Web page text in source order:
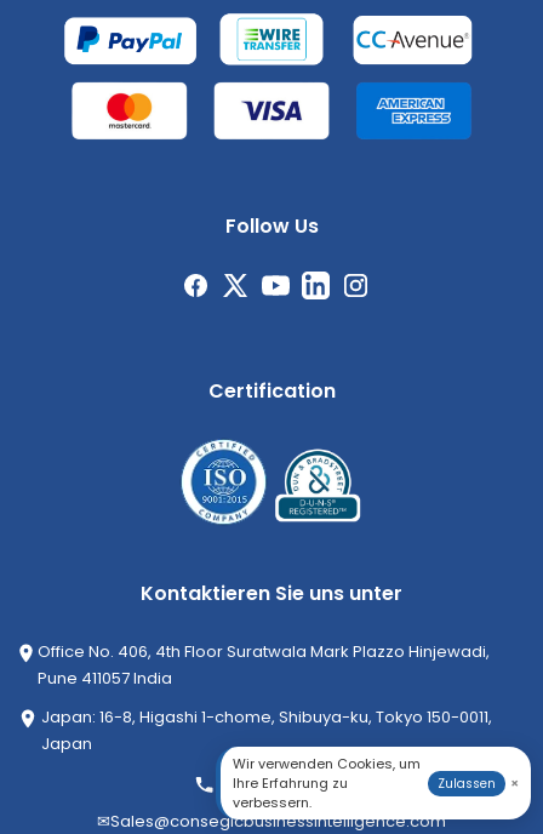
Follow Us
Certification
Kontaktieren Sie uns unter
Office No. 406, 4th Floor Suratwala Mark Plazzo Hinjewadi,
Pune 411057 India
Japan: 16-8, Higashi 1-chome, Shibuya-ku, Tokyo 150-0011,
Japan
+1-252-552-1404
✉Sales@consegicbusinessintelligence.com
Wir verwenden Cookies, um
Ihre Erfahrung zu
verbessern.
Zulassen ×